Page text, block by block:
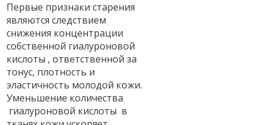
Первые признаки старения
являются следствием
снижения концентрации
собственной гиалуроновой
кислоты , ответственной за
тонус, плотность и
эластичность молодой кожи.
Уменьшение количества
гиалуроновой кислоты в